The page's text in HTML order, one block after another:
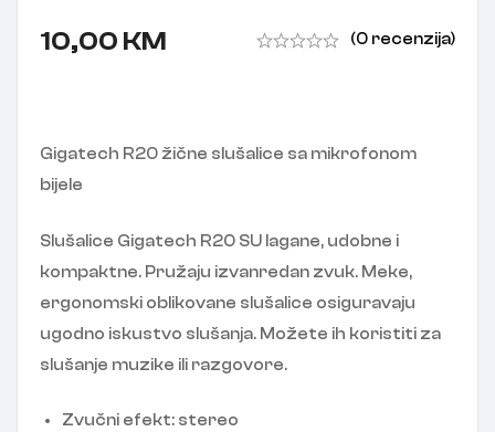
10,00 KM (0 recenzija)
Gigatech R20 žične slušalice sa mikrofonom
bijele
Slušalice Gigatech R20 SU lagane, udobne i
kompaktne. Pružaju izvanredan zvuk. Meke,
ergonomski oblikovane slušalice osiguravaju
ugodno iskustvo slušanja. Možete ih koristiti za
slušanje muzike ili razgovore.
Zvučni efekt: stereo